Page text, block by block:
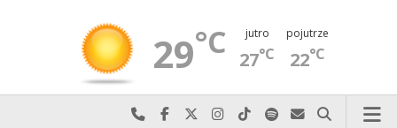
29°C jutro
27°C
pojutrze
22°C
Najlepiej po prostu do nas zadzwoń
Odwiedź nas na Facebook-u
Odwiedź nas na X
Odwiedź nas na Instagram-ie
Odwiedź nas na TikTok-u
Szukaj nas na Spotify
Wyślij do nas
Szukaj